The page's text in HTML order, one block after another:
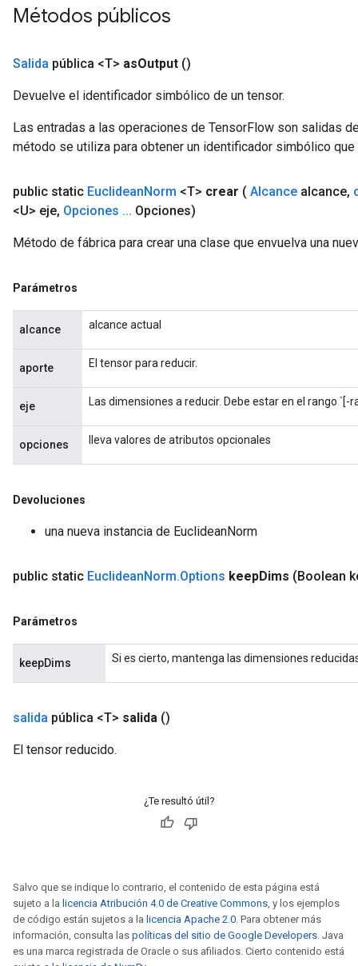
Métodos públicos
Salida pública <T> asOutput ()
Devuelve el identificador simbólico de un tensor.
Las entradas a las operaciones de TensorFlow son salidas
método se utiliza para obtener un identificador simbólico
public static EuclideanNorm <T> crear ( Alcance alcance,
<U> eje, Opciones ... Opciones)
Método de fábrica para crear una clase que envuelva una
Parámetros
alcance alcance actual
aporte El tensor para reducir.
eje Las dimensiones a reducir. Debe estar en el rango
opciones lleva valores de atributos opcionales
Devoluciones
una nueva instancia de EuclideanNorm
public static EuclideanNorm.Options keepDims (Boolean
Parámetros
keepDims Si es cierto, mantenga las dimensiones
salida pública <T> salida ()
El tensor reducido.
¿Te resultó útil?
Salvo que se indique lo contrario, el contenido de esta página está
sujeto a la licencia Atribución 4.0 de Creative Commons, y los ejemplos
de código están sujetos a la licencia Apache 2.0. Para obtener más
información, consulta las políticas del sitio de Google Developers. Java
es una marca registrada de Oracle o sus afiliados. Cierto contenido está